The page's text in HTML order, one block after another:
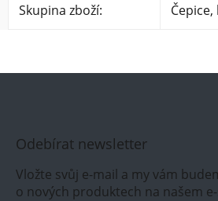
Skupina zboží:
Odebírat newsletter
Vložte svůj e-mail a my vám
o nových produktech na našem